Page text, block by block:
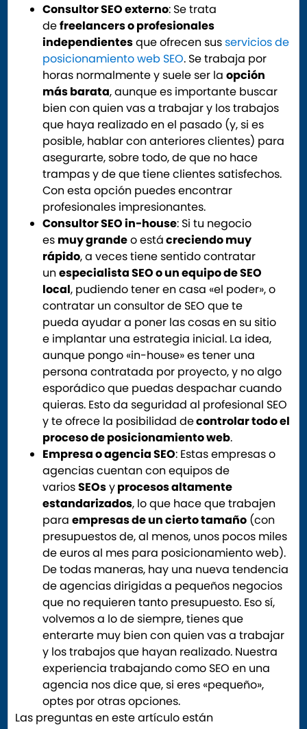
Consultor SEO externo: Se trata
defreelancers o profesionales
independientesque ofrecen susservicios de
posicionamiento web SEO. Se trabaja por
horas normalmente y suele ser laopción
más barata, aunque es importante buscar
bien con quien vas a trabajar y los trabajos
que haya realizado en el pasado (y, si es
posible, hablar con anteriores clientes) para
asegurarte, sobre todo, de que no hace
trampas y de que tiene clientes satisfechos.
Con esta opción puedes encontrar
profesionales impresionantes.
Consultor SEO in-house: Si tu negocio
es muy grandeo estácreciendo muy
rápido, a veces tiene sentido contratar
unespecialista SEO o un equipo de SEO
local, pudiendo tener en casa «el poder», o
contratar un consultor de SEO que te
pueda ayudar a poner las cosas en su sitio
e implantar una estrategia inicial. La idea,
aunque pongo «in-house» es tener una
persona contratada por proyecto, y no algo
esporádico que puedas despachar cuando
quieras. Esto da seguridad al profesional SEO
y te ofrece la posibilidad decontrolar todo el
proceso de posicionamiento web.
Empresa o agencia SEO: Estas empresas o
agencias cuentan con equipos de
variosSEOsyprocesos altamente
estandarizados, lo que hace que trabajen
paraempresas de un cierto tamaño (con
presupuestos de, al menos, unos pocos miles
de euros al mes para posicionamiento web).
De todas maneras, hay una nueva tendencia
de agencias dirigidas a pequeños negocios
que no requieren tanto presupuesto. Eso sí,
volvemos a lo de siempre, tienes que
enterarte muy bien con quien vas a trabajar
y los trabajos que hayan realizado. Nuestra
experiencia trabajando como SEO en una
agencia nos dice que, si eres «pequeño»,
optes por otras opciones.
Las preguntas en este artículo están